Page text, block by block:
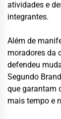
atividades e
integrantes.
Além de
moradores da
defendeu
Segundo
que garantam
mais tempo e